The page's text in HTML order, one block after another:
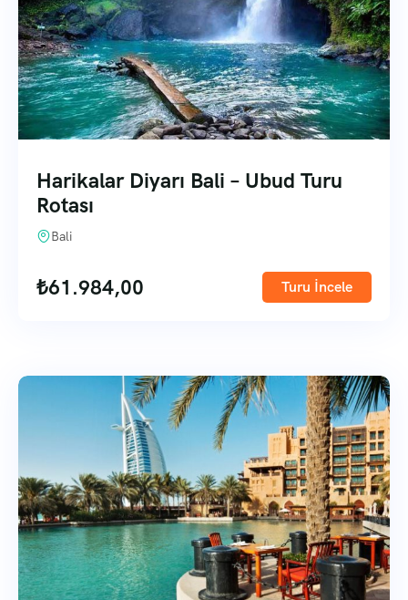
Harikalar Diyarı Bali – Ubud Turu
Rotası
Bali
₺61.984,00 Turu İncele